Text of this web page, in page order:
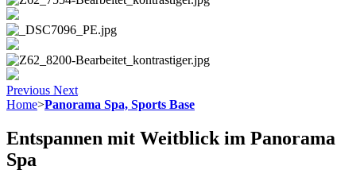
Previous Next
Home>Panorama Spa, Sports Base
Entspannen mit Weitblick im Panorama
Spa